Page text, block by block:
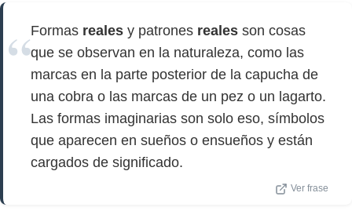
Formas reales y patrones reales son cosas
que se observan en la naturaleza, como las
marcas en la parte posterior de la capucha de
una cobra o las marcas de un pez o un lagarto.
Las formas imaginarias son solo eso, símbolos
que aparecen en sueños o ensueños y están
cargados de significado.
Ver frase